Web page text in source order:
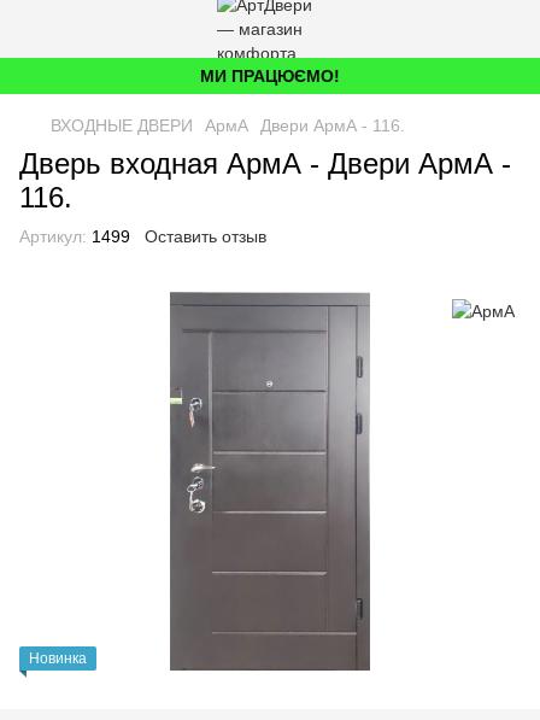
МИ ПРАЦЮЄМО!
ВХОДНЫЕ ДВЕРИ АрмА Двери АрмА - 116.
Дверь входная АрмА - Двери АрмА -
116.
Артикул: 1499 Оставить отзыв
Новинка